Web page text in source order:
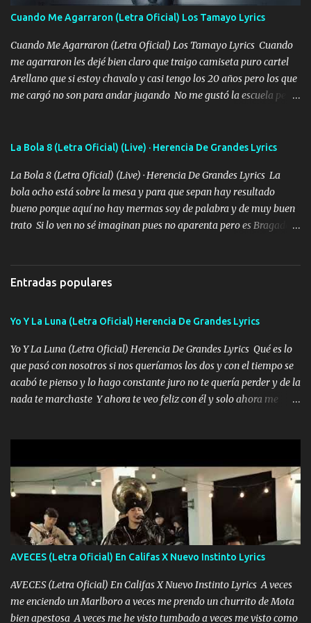
adoro
Cuando Me Agarraron (Letra Oficial) Los Tamayo Lyrics
Cuando Me Agarraron (Letra Oficial) Los Tamayo Lyrics Cuando
me agarraron les dejé bien claro que traigo camiseta puro cartel
Arellano que si estoy chavalo y casi tengo los 20 años pero los que
me cargó no son para andar jugando No me gustó la escuela pero
firme el legado que si como me llamó varios ya se han preguntado
fajado y mi R terciado me van a ver allá por TJ para un licenciado
mando un abrazo andamos al cien Choritas también Música
Ando en la colonia bien acelerado traigo un M2 que nunca me ha
fallado para mi compadre mandó un fuerte abrazo también al
tomando con mujeres hermosas y botellas destapando siempre
bien cuidado bien atrabancado y a los que me conocen ya saben de
La Bola 8 (Letra Oficial) (Live) · Herencia De Grandes Lyrics
La Bola 8 (Letra Oficial) (Live) · Herencia De Grandes Lyrics La
bola ocho está sobre la mesa y para que sepan hay resultado
bueno porque aquí no hay mermas soy de palabra y de muy buen
trato Si lo ven no sé imaginan pues no aparenta pero es Bragado a
lo primero que cualquier cosa es un gran regalo Siempre me van a
ver solo más no ando solo ai ta el aparato con cargador extendido
cuidan los santos y mi Dios cada día con mas ganas le doy todo
por un futuro mejor Música Empecé desde los trece y hasta la
fecha aún sigo vigente no soy manchado soy bueno pero si me
alteró de repente Mi carnal Abel aun lado ni uno con el otro no se
ha rajado pal Chinchillas un saludo y para un amigo que está en
Peñasco Me fajó una Glock al cinto y de Louis Vuitton son mis
Entradas populares
Yo Y La Luna (Letra Oficial) Herencia De Grandes Lyrics
Yo Y La Luna (Letra Oficial) Herencia De Grandes Lyrics Qué es lo
que pasó con nosotros si nos queríamos los dos y con el tiempo se
acabó te pienso y lo hago constante juro no te quería perder y de la
nada te marchaste Y ahora te veo feliz con él y solo ahora me
pero eso ya no va a pasar me perderé en la soledad Porque me
mirabas bonito si yo no fui el final feliz el final fue triste pa mí Y
duele no tenerte aquí sabiendo que moría por ti yo y la luna
cantamos y por ti nos embriagamos Quién sabe qué será de mí si
contigo fui muy feliz a lo mejor no lloró pero muy en el fondo te
adoro
AVECES (Letra Oficial) En Califas X Nuevo Instinto Lyrics
AVECES (Letra Oficial) En Califas X Nuevo Instinto Lyrics A veces
me enciendo un Marlboro a veces me prendo un churrito de Mota
bien apestosa A veces me he visto tumbado a veces me visto como